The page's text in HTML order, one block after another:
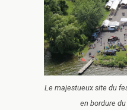
Le majestueux site du
en bordure